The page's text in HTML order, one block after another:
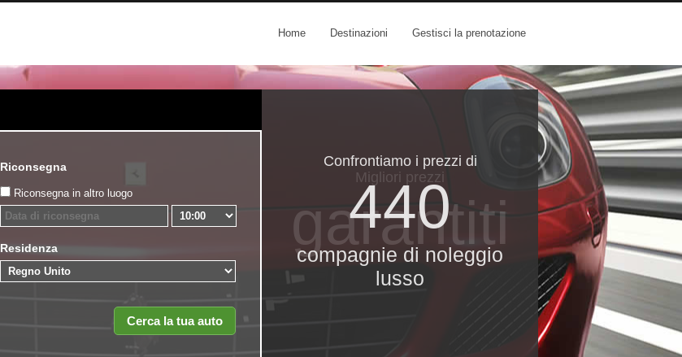
Home Destinazioni Gestisci la prenotazione
Riconsegna
Riconsegna in altro luogo
Residenza
Confrontiamo i prezzi di
440
compagnie di noleggio
lusso
Migliori prezzi
garantiti